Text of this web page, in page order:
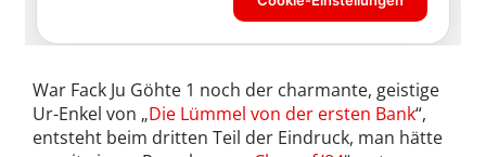
War Fack Ju Göhte 1 noch der charmante, geistige
Ur-Enkel von „Die Lümmel von der ersten Bank“,
entsteht beim dritten Teil der Eindruck, man hätte